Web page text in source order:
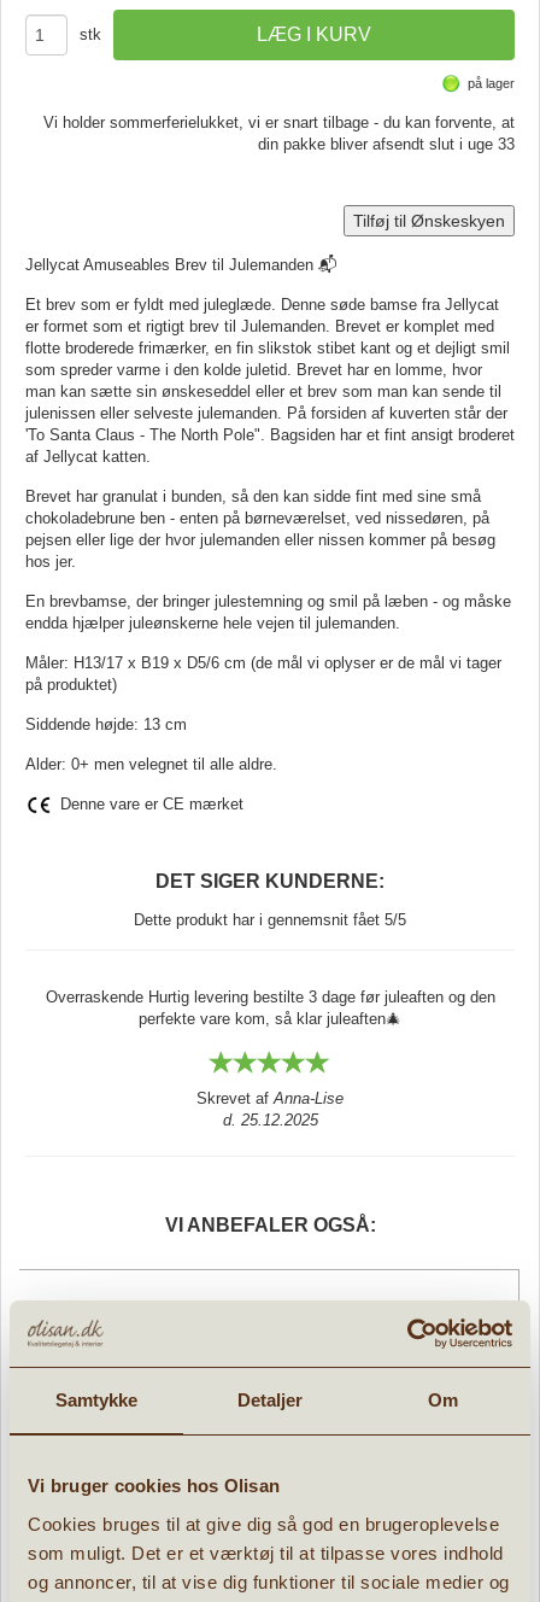
Samtykke Detaljer Om
Vi bruger cookies hos Olisan
Cookies bruges til at give dig så god en brugeroplevelse
som muligt. Det er et værktøj til at tilpasse vores indhold
og annoncer, til at vise dig funktioner til sociale medier og
stk
på lager
Vi holder sommerferielukket, vi er snart tilbage - du kan forvente, at
din pakke bliver afsendt slut i uge 33
Tilføj til Ønskeskyen
Jellycat Amuseables Brev til Julemanden 📬
Et brev som er fyldt med juleglæde. Denne søde bamse fra Jellycat
er formet som et rigtigt brev til Julemanden. Brevet er komplet med
flotte broderede frimærker, en fin slikstok stibet kant og et dejligt smil
som spreder varme i den kolde juletid. Brevet har en lomme, hvor
man kan sætte sin ønskeseddel eller et brev som man kan sende til
julenissen eller selveste julemanden. På forsiden af kuverten står der
'To Santa Claus - The North Pole". Bagsiden har et fint ansigt broderet
af Jellycat katten.
Brevet har granulat i bunden, så den kan sidde fint med sine små
chokoladebrune ben - enten på børneværelset, ved nissedøren, på
pejsen eller lige der hvor julemanden eller nissen kommer på besøg
hos jer.
En brevbamse, der bringer julestemning og smil på læben - og måske
endda hjælper juleønskerne hele vejen til julemanden.
Måler: H13/17 x B19 x D5/6 cm (de mål vi oplyser er de mål vi tager
på produktet)
Siddende højde: 13 cm
Alder: 0+ men velegnet til alle aldre.
Denne vare er CE mærket
DET SIGER KUNDERNE:
Dette produkt har i gennemsnit fået 5/5
Skrevet af Anna-Lise
d. 25.12.2025
Overraskende Hurtig levering bestilte 3 dage før juleaften og den
perfekte vare kom, så klar juleaften🎄
VI ANBEFALER OGSÅ: